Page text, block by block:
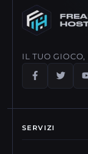
IL TUO GIOCO,
SERVIZI